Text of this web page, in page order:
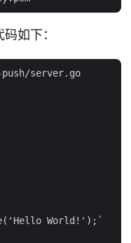
如下：
server.go
World!');`